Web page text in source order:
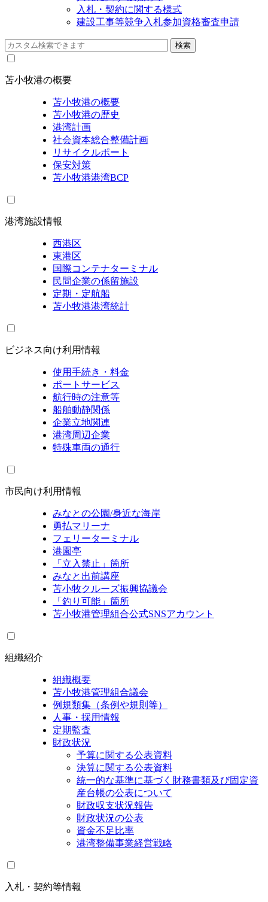
入札・契約に関する様式
建設工事等競争入札参加資格審査申請
苫小牧港の概要
苫小牧港の概要
苫小牧港の歴史
港湾計画
社会資本総合整備計画
リサイクルポート
保安対策
苫小牧港港湾BCP
港湾施設情報
西港区
東港区
国際コンテナターミナル
民間企業の係留施設
定期・定航船
苫小牧港港湾統計
ビジネス向け利用情報
使用手続き・料金
ポートサービス
航行時の注意等
船舶動静関係
企業立地関連
港湾周辺企業
特殊車両の通行
市民向け利用情報
みなとの公園/身近な海岸
勇払マリーナ
フェリーターミナル
港園亭
「立入禁止」箇所
みなと出前講座
苫小牧クルーズ振興協議会
「釣り可能」箇所
苫小牧港管理組合公式SNSアカウント
組織紹介
組織概要
苫小牧港管理組合議会
例規類集（条例や規則等）
人事・採用情報
定期監査
財政状況
予算に関する公表資料
決算に関する公表資料
統一的な基準に基づく財務書類及び固定資
産台帳の公表について
財政収支状況報告
財政状況の公表
資金不足比率
港湾整備事業経営戦略
入札・契約等情報